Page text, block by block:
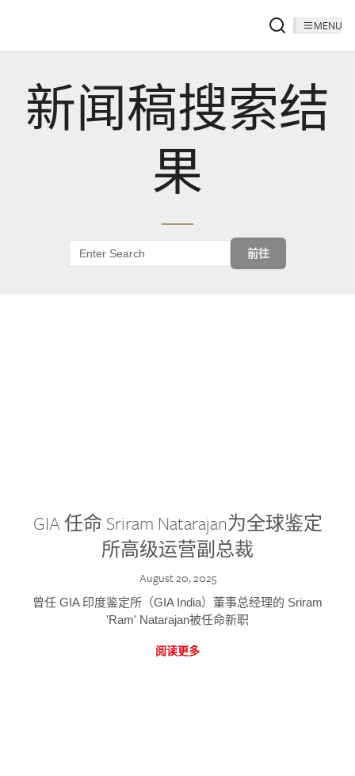
MENU
新闻稿搜索结
果
前往
GIA 任命 Sriram Natarajan为全球鉴定
所高级运营副总裁
August 20, 2025
曾任 GIA 印度鉴定所（GIA India）董事总经理的 Sriram
'Ram' Natarajan被任命新职
阅读更多